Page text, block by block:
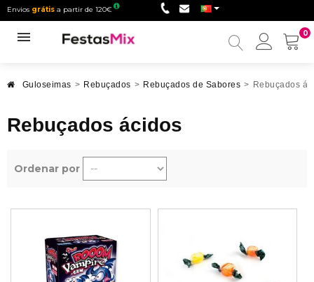
Envios grátis a partir de 120€
0
Minha
Guloseimas > Rebuçados > Rebuçados de Sabores > Rebuçados
Rebuçados ácidos
Ordenar por